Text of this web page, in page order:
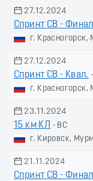
27.12.2024
Спринт СВ - Финал
г. Красногорск,
27.12.2024
Спринт СВ - Квал.
г. Красногорск,
23.11.2024
15 км КЛ
- ВС
г. Кировск,
21.11.2024
Спринт СВ - Финал